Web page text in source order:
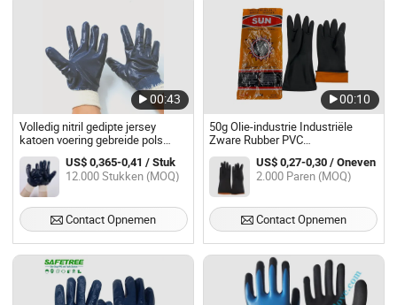
00:43
Volledig nitril gedipte jersey
katoen voering gebreide pols
industriële werkhandschoen
US$ 0,365-0,41 / Stuk
12.000 Stukken (MOQ)
Contact Opnemen
00:10
50g Olie-industrie Industriële
Zware Rubber PVC
Handschoenen
Werkhandschoenen
US$ 0,27-0,30 / Oneven
2.000 Paren (MOQ)
Contact Opnemen